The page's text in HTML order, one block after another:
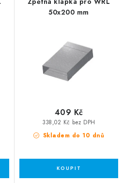
50x200 mm
Skladem do 10 dnů
338,02 Kč bez DPH
409 Kč